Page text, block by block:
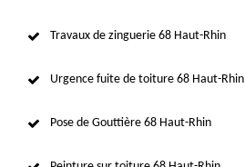
Travaux de zinguerie 68 Haut-Rhin
Urgence fuite de toiture 68 Haut-Rhin
Pose de Gouttière 68 Haut-Rhin